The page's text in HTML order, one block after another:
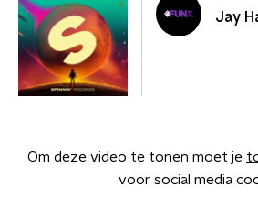
Jay
Om deze video te tonen moet je
voor social media